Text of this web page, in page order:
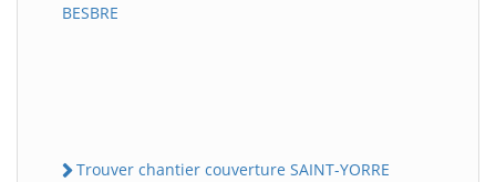
BESBRE
Trouver chantier couverture SAINT-YORRE